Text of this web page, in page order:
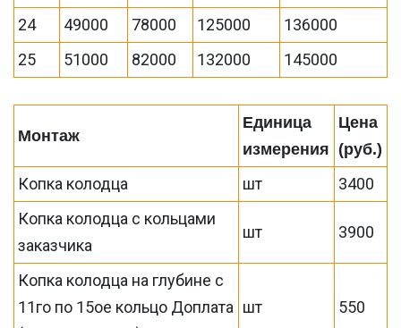
24
49000 78000 125000
136000
25
51000 82000 132000 145000
Монтаж
Единица
измерения
Цена
(руб.)
Копка колодца шт
3400
Копка колодца с кольцами
заказчика
шт 3900
Копка колодца на глубине с
11го по 15ое кольцо Доплата шт 550